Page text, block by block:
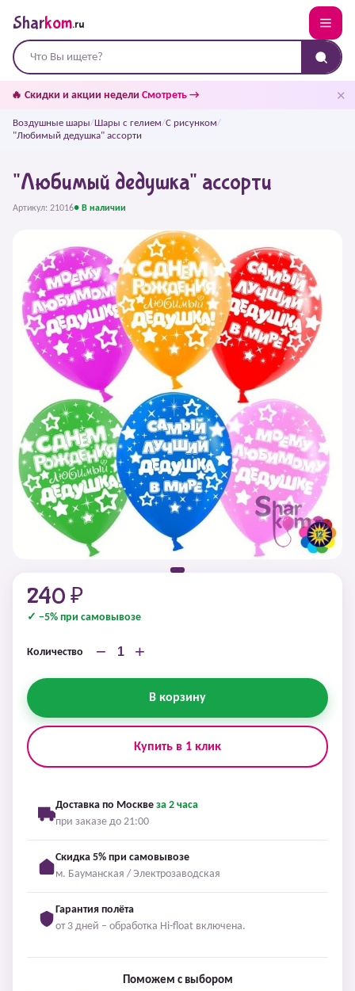
Sharkom.ru
🔥 Скидки и акции недели Смотреть → ✕
Воздушные шары/Шары с гелием/С рисунком/
"Любимый дедушка" ассорти
"Любимый дедушка" ассорти
Артикул: 21016● В наличии
240 ₽
✓ −5% при самовывозе
Количество − +
В корзину
Купить в 1 клик
Доставка по Москве за 2 часа
при заказе до 21:00
Скидка 5% при самовывозе
м. Бауманская / Электрозаводская
Гарантия полёта
от 3 дней – обработка Hi-float включена.
Поможем с выбором